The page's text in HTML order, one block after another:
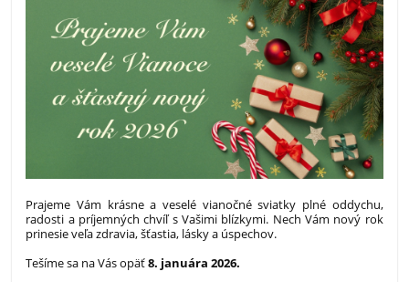
Memorial
Prajeme Vám krásne a veselé vianočné sviatky plné oddychu,
radosti a príjemných chvíľ s Vašimi blízkymi. Nech Vám nový rok
prinesie veľa zdravia, šťastia, lásky a úspechov.
Tešíme sa na Vás opäť8. januára 2026.